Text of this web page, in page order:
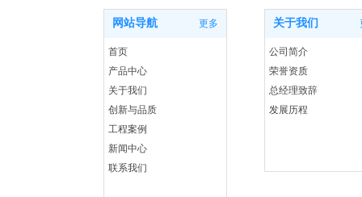
关于我们
公司简介
荣誉资质
总经理致辞
发展历程
网站导航 更多
首页
产品中心
关于我们
创新与品质
工程案例
新闻中心
联系我们